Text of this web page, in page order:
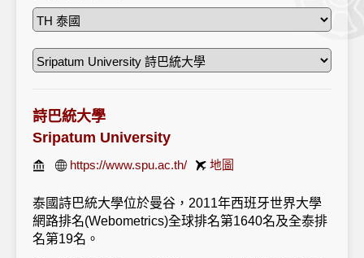
詩巴統大學
Sripatum University
https://www.spu.ac.th/ 地圖
泰國詩巴統大學位於曼谷，2011年西班牙世界大學
網路排名(Webometrics)全球排名第1640名及全泰排
名第19名。